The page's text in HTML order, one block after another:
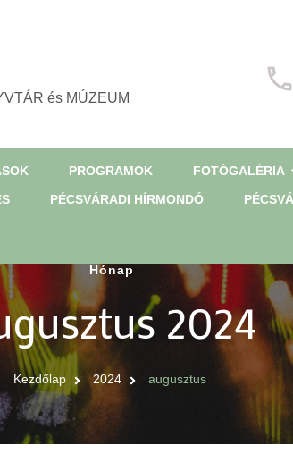
és MÚZEUM
PROGRAMOK FOTÓGALÉRIA
PÉCSVÁRADI HÍRMONDÓ
Hónap
2024
Kezdőlap 2024 augusztus